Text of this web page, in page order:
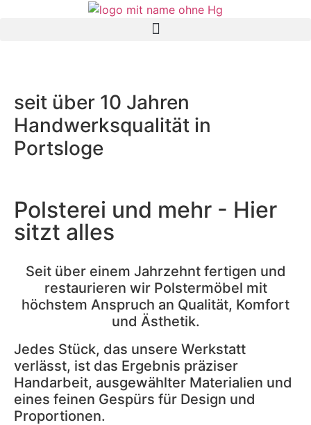
seit über 10 Jahren
Handwerksqualität in
Portsloge
Polsterei und mehr - Hier
sitzt alles
Seit über einem Jahrzehnt fertigen und
restaurieren wir Polstermöbel mit
höchstem Anspruch an Qualität, Komfort
und Ästhetik.
Jedes Stück, das unsere Werkstatt
verlässt, ist das Ergebnis präziser
Handarbeit, ausgewählter Materialien und
eines feinen Gespürs für Design und
Proportionen.